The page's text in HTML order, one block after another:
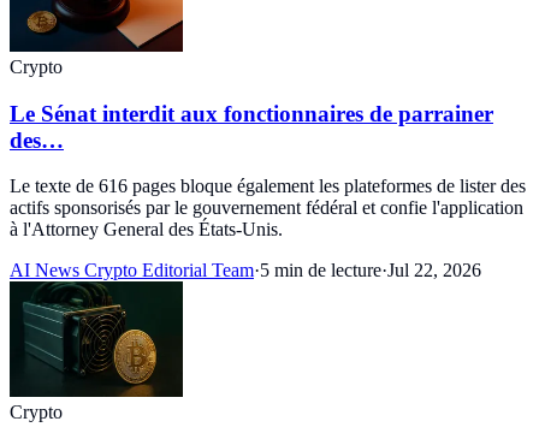
Crypto
Le Sénat interdit aux fonctionnaires de parrainer
des…
Le texte de 616 pages bloque également les plateformes de lister des
actifs sponsorisés par le gouvernement fédéral et confie l'application
à l'Attorney General des États-Unis.
AI News Crypto Editorial Team·5 min de lecture·Jul 22, 2026
Crypto